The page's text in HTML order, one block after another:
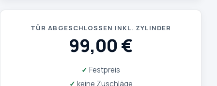
TÜR ABGESCHLOSSEN INKL. ZYLINDER
99,00 €
Festpreis
keine Zuschläge